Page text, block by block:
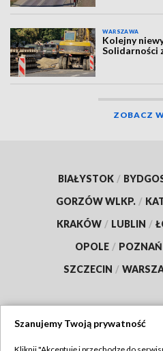
WARSZAWA
Kolejny
Solidarności
ZOBACZ
BIAŁYSTOK /
GORZÓW WLKP. /
KRAKÓW / LUBLIN /
OPOLE / POZNAŃ
SZCZECIN /
Szanujemy Twoją prywatność